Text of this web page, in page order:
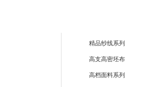
精品纱线系列
高支高密坯布
高档面料系列